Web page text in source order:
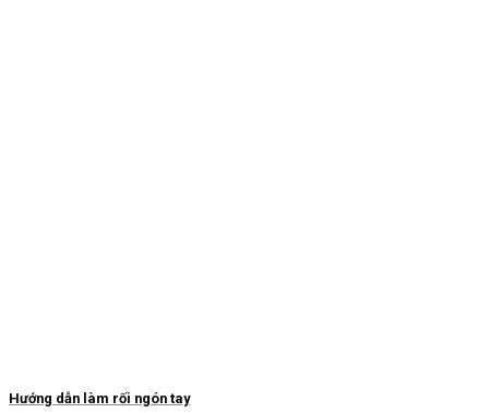
Hướng dẫn làm rối ngón tay